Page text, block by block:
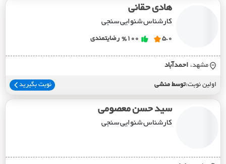
هادی حقانی
کارشناس شنوایی سنجی
5.0
%100 رضایتمندی
مشهد، احمدآباد
اولین نوبت:توسط منشی نوبت بگیرید
سید حسن معصومی
کارشناس شنوایی سنجی